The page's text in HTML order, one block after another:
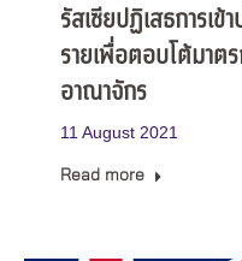
รัสเซียปฏิเสธการเข้
รายเพื่อตอบโต้มาต
อาณาจักร
11 August 2021
Read more